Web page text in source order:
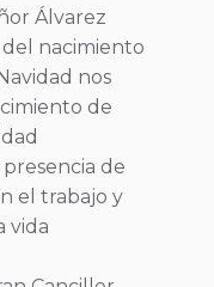
Álvarez
nacimiento
nos
de
de
el trabajo y
vida